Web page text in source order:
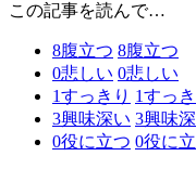
この記事を読んで…
8腹立つ 8腹立つ
0悲しい 0悲しい
1すっきり 1すっき
3興味深い 3興味
0役に立つ 0役に